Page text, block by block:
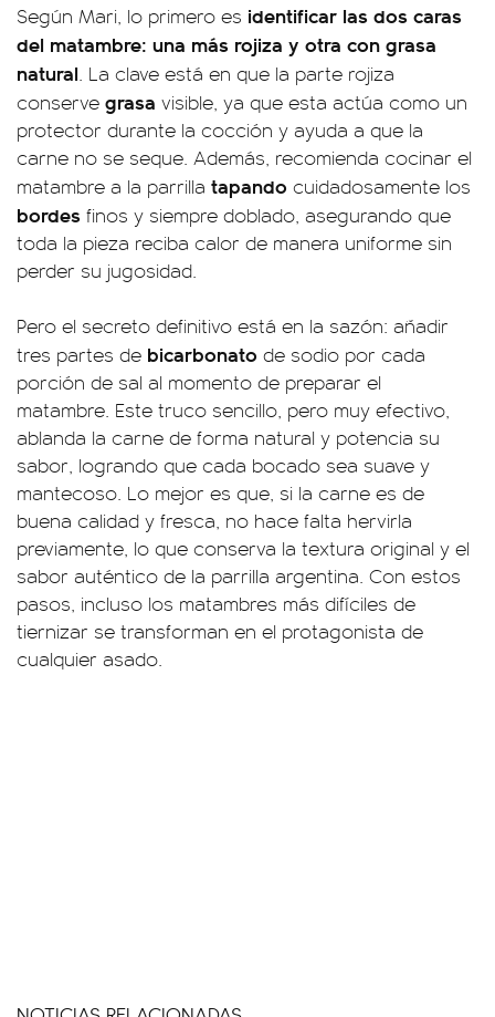
Según Mari, lo primero es identificar las dos caras
del matambre: una más rojiza y otra con grasa
natural. La clave está en que la parte rojiza
conserve grasa visible, ya que esta actúa como un
protector durante la cocción y ayuda a que la
carne no se seque. Además, recomienda cocinar el
matambre a la parrilla tapando cuidadosamente los
bordes finos y siempre doblado, asegurando que
toda la pieza reciba calor de manera uniforme sin
perder su jugosidad.
Pero el secreto definitivo está en la sazón: añadir
tres partes de bicarbonato de sodio por cada
porción de sal al momento de preparar el
matambre. Este truco sencillo, pero muy efectivo,
ablanda la carne de forma natural y potencia su
sabor, logrando que cada bocado sea suave y
mantecoso. Lo mejor es que, si la carne es de
buena calidad y fresca, no hace falta hervirla
previamente, lo que conserva la textura original y el
sabor auténtico de la parrilla argentina. Con estos
pasos, incluso los matambres más difíciles de
tiernizar se transforman en el protagonista de
cualquier asado.